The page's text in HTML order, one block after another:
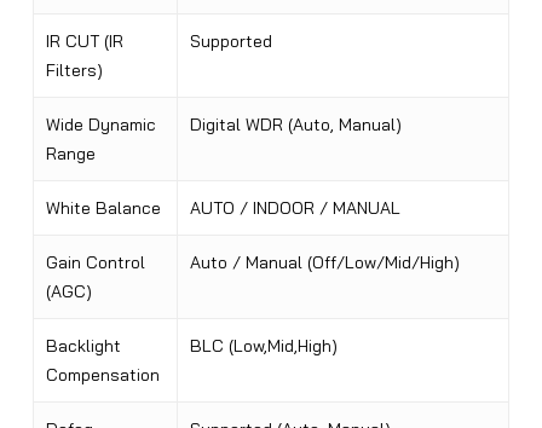
IR CUT (IR
Filters)
Supported
Wide Dynamic
Range
Digital WDR (Auto, Manual)
White Balance AUTO / INDOOR / MANUAL
Gain Control
(AGC)
Auto / Manual (Off/Low/Mid/High)
Backlight
Compensation
BLC (Low,Mid,High)